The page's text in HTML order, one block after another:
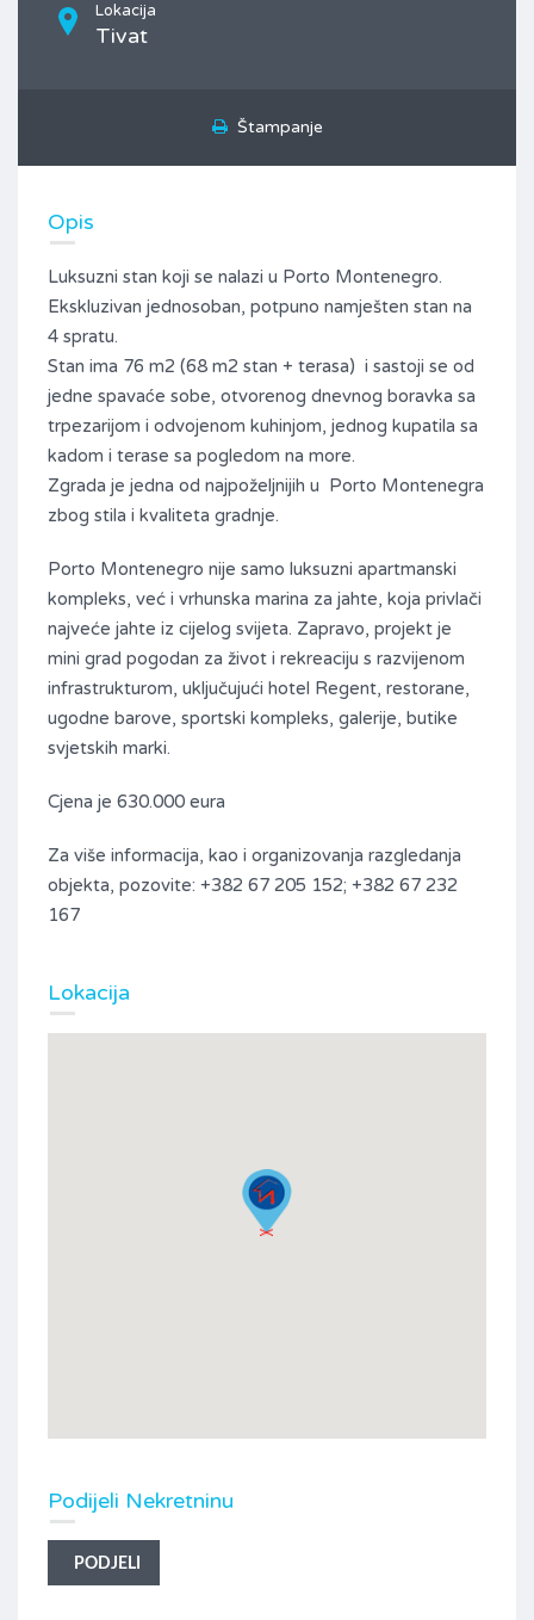
Lokacija
Tivat
Štampanje
Opis
Luksuzni stan koji se nalazi u Porto Montenegro.
Ekskluzivan jednosoban, potpuno namješten stan na
4 spratu.
Stan ima 76 m2 (68 m2 stan + terasa) i sastoji se od
jedne spavaće sobe, otvorenog dnevnog boravka sa
trpezarijom i odvojenom kuhinjom, jednog kupatila sa
kadom i terase sa pogledom na more.
Zgrada je jedna od najpoželjnijih u Porto Montenegra
zbog stila i kvaliteta gradnje.
Porto Montenegro nije samo luksuzni apartmanski
kompleks, već i vrhunska marina za jahte, koja privlači
najveće jahte iz cijelog svijeta. Zapravo, projekt je
mini grad pogodan za život i rekreaciju s razvijenom
infrastrukturom, uključujući hotel Regent, restorane,
ugodne barove, sportski kompleks, galerije, butike
svjetskih marki.
Cjena je 630.000 eura
Za više informacija, kao i organizovanja razgledanja
objekta, pozovite: +382 67 205 152; +382 67 232
167
Lokacija
Podijeli Nekretninu
PODJELI